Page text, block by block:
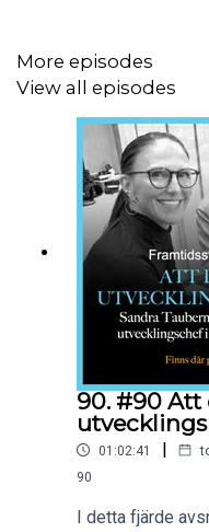
More episodes
View all episodes
90. #90 Att
01:02:41 |
90
I detta fjärde